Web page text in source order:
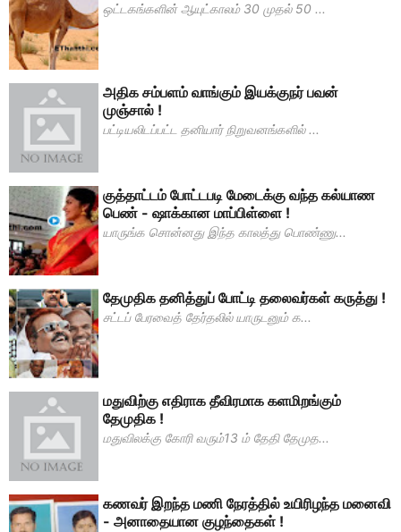
ஒட்டகங்களின் ஆயுட்காலம் 30 முதல் 50 ...
அதிக சம்பளம் வாங்கும் இயக்குநர் பவன்
முஞ்சால் !
பட்டியலிடப்பட்ட தனியார் நிறுவனங்களில் ...
குத்தாட்டம் போட்டபடி மேடைக்கு வந்த கல்யாண
பெண் - ஷாக்கான மாப்பிள்ளை !
யாருங்க சொன்னது இந்த காலத்து பொண்ணு...
தேமுதிக தனித்துப் போட்டி தலைவர்கள் கருத்து !
சட்டப் பேரவைத் தேர்தலில் யாருடனும் க...
மதுவிற்கு எதிராக தீவிரமாக களமிறங்கும்
தேமுதிக !
மதுவிலக்கு கோரி வரும்13 ம் தேதி தேமுத...
கணவர் இறந்த மணி நேரத்தில் உயிரிழந்த மனைவி
- அனாதையான குழந்தைகள் !